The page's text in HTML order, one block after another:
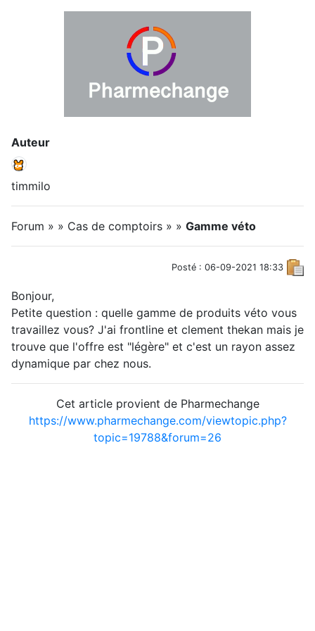
Auteur
timmilo
Forum » » Cas de comptoirs » » Gamme véto
Posté : 06-09-2021 18:33
Bonjour,
Petite question : quelle gamme de produits véto vous
travaillez vous? J'ai frontline et clement thekan mais je
trouve que l'offre est "légère" et c'est un rayon assez
dynamique par chez nous.
Cet article provient de Pharmechange
https://www.pharmechange.com/viewtopic.php?
topic=19788&forum=26